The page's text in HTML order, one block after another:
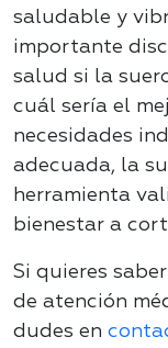
saludable y
importante
salud si la
cuál sería el
necesidades
adecuada, la
herramienta
bienestar a
Si quieres
de atención
dudes en